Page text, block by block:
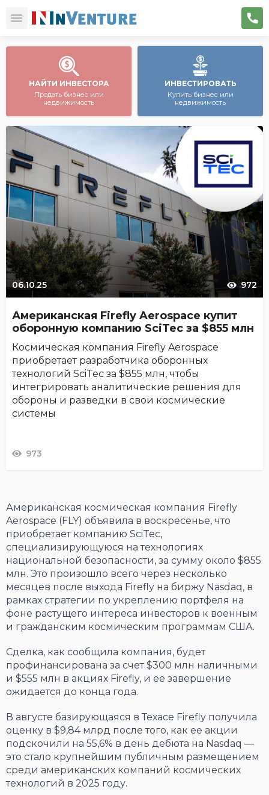
НАЙТИ ИНВЕСТОРА
Продать бизнес или
недвижимость
ИНВЕСТИРОВАТЬ
Купить бизнес или
недвижимость
06.10.25 972
Американская Firefly Aerospace купит
оборонную компанию SciTec за $855 млн
Космическая компания Firefly Aerospace
приобретает разработчика оборонных
технологий SciTec за $855 млн, чтобы
интегрировать аналитические решения для
обороны и разведки в свои космические
системы
973
Американская космическая компания Firefly
Aerospace (FLY) объявила в воскресенье, что
приобретает компанию SciTec,
специализирующуюся на технологиях
национальной безопасности, за сумму около $855
млн. Это произошло всего через несколько
месяцев после выхода Firefly на биржу Nasdaq, в
рамках стратегии по укреплению портфеля на
фоне растущего интереса инвесторов к военным
и гражданским космическим программам США.
Сделка, как сообщила компания, будет
профинансирована за счет $300 млн наличными
и $555 млн в акциях Firefly, и ее завершение
ожидается до конца года.
В августе базирующаяся в Техасе Firefly получила
оценку в $9,84 млрд после того, как ее акции
подскочили на 55,6% в день дебюта на Nasdaq —
это стало крупнейшим публичным размещением
среди американских компаний космических
технологий в 2025 году.